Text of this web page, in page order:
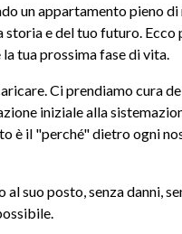
un appartamento pieno
e del tuo futuro. Ecco
tua prossima fase di vita.
Ci prendiamo cura
iniziale alla
è il "perché" dietro ogni
suo posto, senza danni,